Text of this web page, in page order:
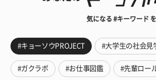
気になる #キーワード
#キョーソウPROJECT #大学生の社会見
#ガクラボ #お仕事図鑑 #先輩ロー